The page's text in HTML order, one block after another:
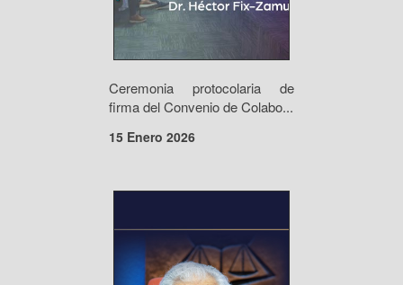
Ceremonia protocolaria de
firma del Convenio de Colabo...
15 Enero 2026